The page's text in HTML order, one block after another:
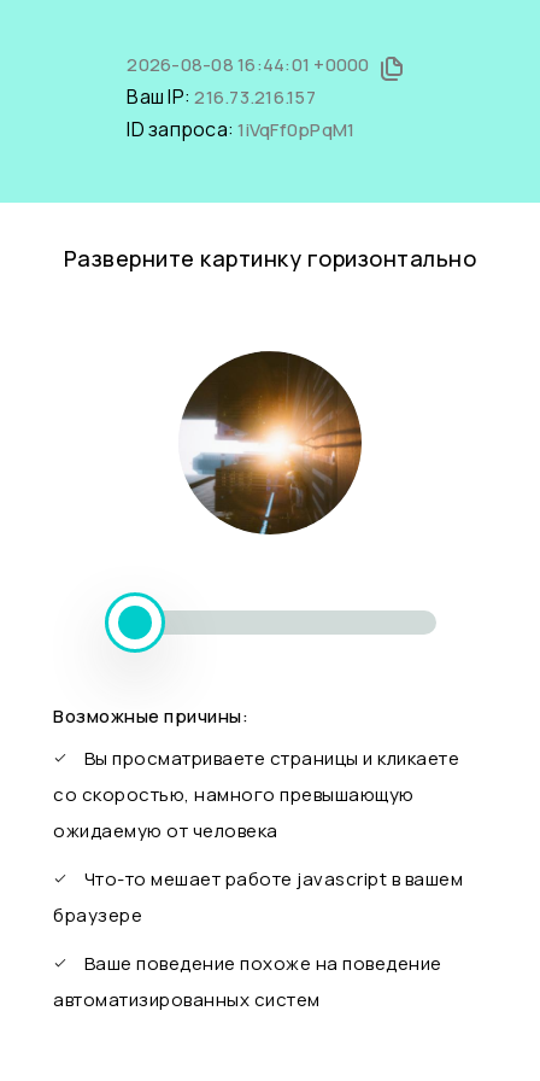
2026-08-08 16:44:01 +0000
Ваш IP:216.73.216.157
ID запроса:1iVqFf0pPqM1
Разверните картинку горизонтально
Возможные причины:
Вы просматриваете страницы и кликаете
со скоростью, намного превышающую
ожидаемую от человека
Что-то мешает работе javascript в вашем
браузере
Ваше поведение похоже на поведение
автоматизированных систем